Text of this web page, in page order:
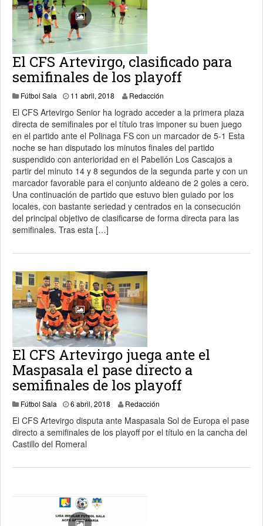
El CFS Artevirgo, clasificado para
semifinales de los playoff
Fútbol Sala 11 abril, 2018 11 abril, 2018
Redacción
El CFS Artevirgo Senior ha logrado acceder a la primera plaza
directa de semifinales por el título tras imponer su buen juego
en el partido ante el Polinaga FS con un marcador de 5-1 Esta
noche se han disputado los minutos finales del partido
suspendido con anterioridad en el Pabellón Los Cascajos a
partir del minuto 14 y 8 segundos de la segunda parte y con un
marcador favorable para el conjunto aldeano de 2 goles a cero.
Una continuación de partido que estuvo bien guiado por los
locales, con bastante seriedad y centrados en la consecución
del principal objetivo de clasificarse de forma directa para las
semifinales. Tras esta […]
El CFS Artevirgo juega ante el
Maspasala el pase directo a
semifinales de los playoff
Fútbol Sala 6 abril, 2018 6 abril, 2018
Redacción
El CFS Artevirgo disputa ante Maspasala Sol de Europa el pase
directo a semifinales de los playoff por el título en la cancha del
Castillo del Romeral